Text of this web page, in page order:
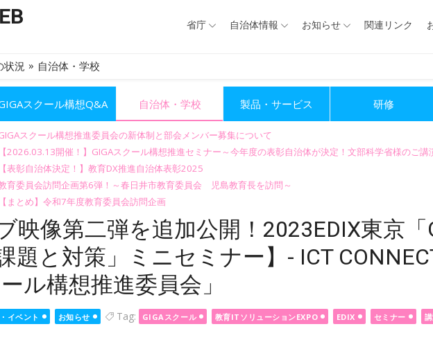
省庁 自治体情報 お知らせ 関連リンク
状況 » 自治体・学校
スクール構想Q&A 自治体・学校 製品・サービス 研修
スクール構想推進委員会の新体制と部会メンバー募集について
【2026.03.13開催！】GIGAスクール構想推進セミナー～今年度の表彰自治体が決定！文部科学省様のご講
【表彰自治体決定！】教育DX推進自治体表彰2025
育委員会訪問企画第6弾！～春日井市教育委員会 児島教育長を訪問～
【まとめ】令和7年度教育委員会訪問企画
映像第二弾を追加公開！2023EDIX東京「
題と対策」ミニセミナー】- ICT
ル構想推進委員会」
イベント お知らせ Tag: GIGAスクール 教育ITソリューションEXPO EDIX セミナー